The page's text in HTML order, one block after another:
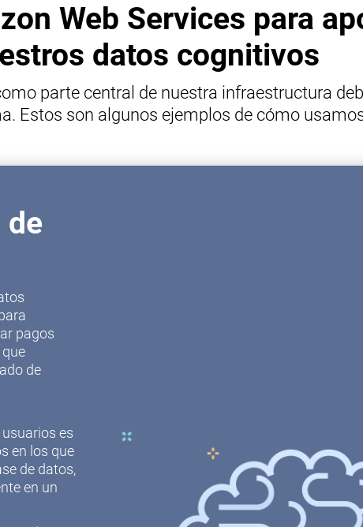
Web Services para
datos cognitivos
parte central de nuestra infraestructura
Estos son algunos ejemplos de cómo
de
pagos
de
es
en los que
de datos,
en un